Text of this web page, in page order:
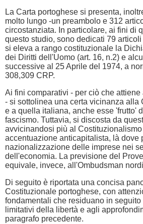
La Carta portoghese si presenta,
molto lungo -un preambolo e 312
circostanziata. In particolare, ai fini di
questo studio, sono dedicati 79
si eleva a rango costituzionale la
dei Diritti dell'Uomo (art. 16, n.2) e
successive al 25 Aprile del 1974, a
308,309 CRP.
Ai fini comparativi - per ciò che
- si sottolinea una certa vicinanza alla
e a quella italiana, anche esse 'frutto'
fascismo. Tuttavia, si discosta da
avvicinandosi più al
accentuazione anticapitalista, là dove
nazionalizzazione delle imprese nei
dell'economia. La previsione del
equivale, invece, all'Ombudsman
Di seguito è riportata una concisa
Costituzionale portoghese, con
fondamentali che residuano in
limitativi della libertà e agli
paragrafo precedente.